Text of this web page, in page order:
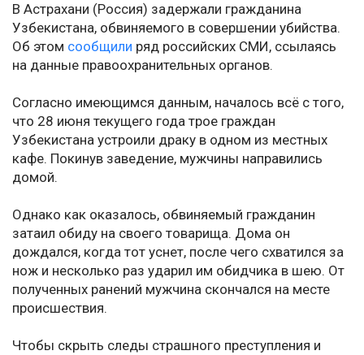
В Астрахани (Россия) задержали гражданина
Узбекистана, обвиняемого в совершении убийства.
Об этом сообщили ряд российских СМИ, ссылаясь
на данные правоохранительных органов.
Согласно имеющимся данным, началось всё с того,
что 28 июня текущего года трое граждан
Узбекистана устроили драку в одном из местных
кафе. Покинув заведение, мужчины направились
домой.
Однако как оказалось, обвиняемый гражданин
затаил обиду на своего товарища. Дома он
дождался, когда тот уснет, после чего схватился за
нож и несколько раз ударил им обидчика в шею. От
полученных ранений мужчина скончался на месте
происшествия.
Чтобы скрыть следы страшного преступления и